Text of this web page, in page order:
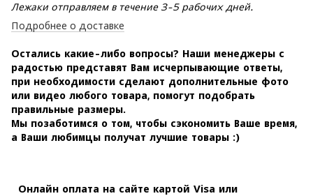
Лежаки отправляем в течение 3-5 рабочих дней.
Подробнее о доставке
Остались какие-либо вопросы? Наши менеджеры с
радостью представят Вам исчерпывающие ответы,
при необходимости сделают дополнительные фото
или видео любого товара, помогут подобрать
правильные размеры.
Мы позаботимся о том, чтобы сэкономить Ваше время,
а Ваши любимцы получат лучшие товары :)
Онлайн оплата на сайте картой Visa или